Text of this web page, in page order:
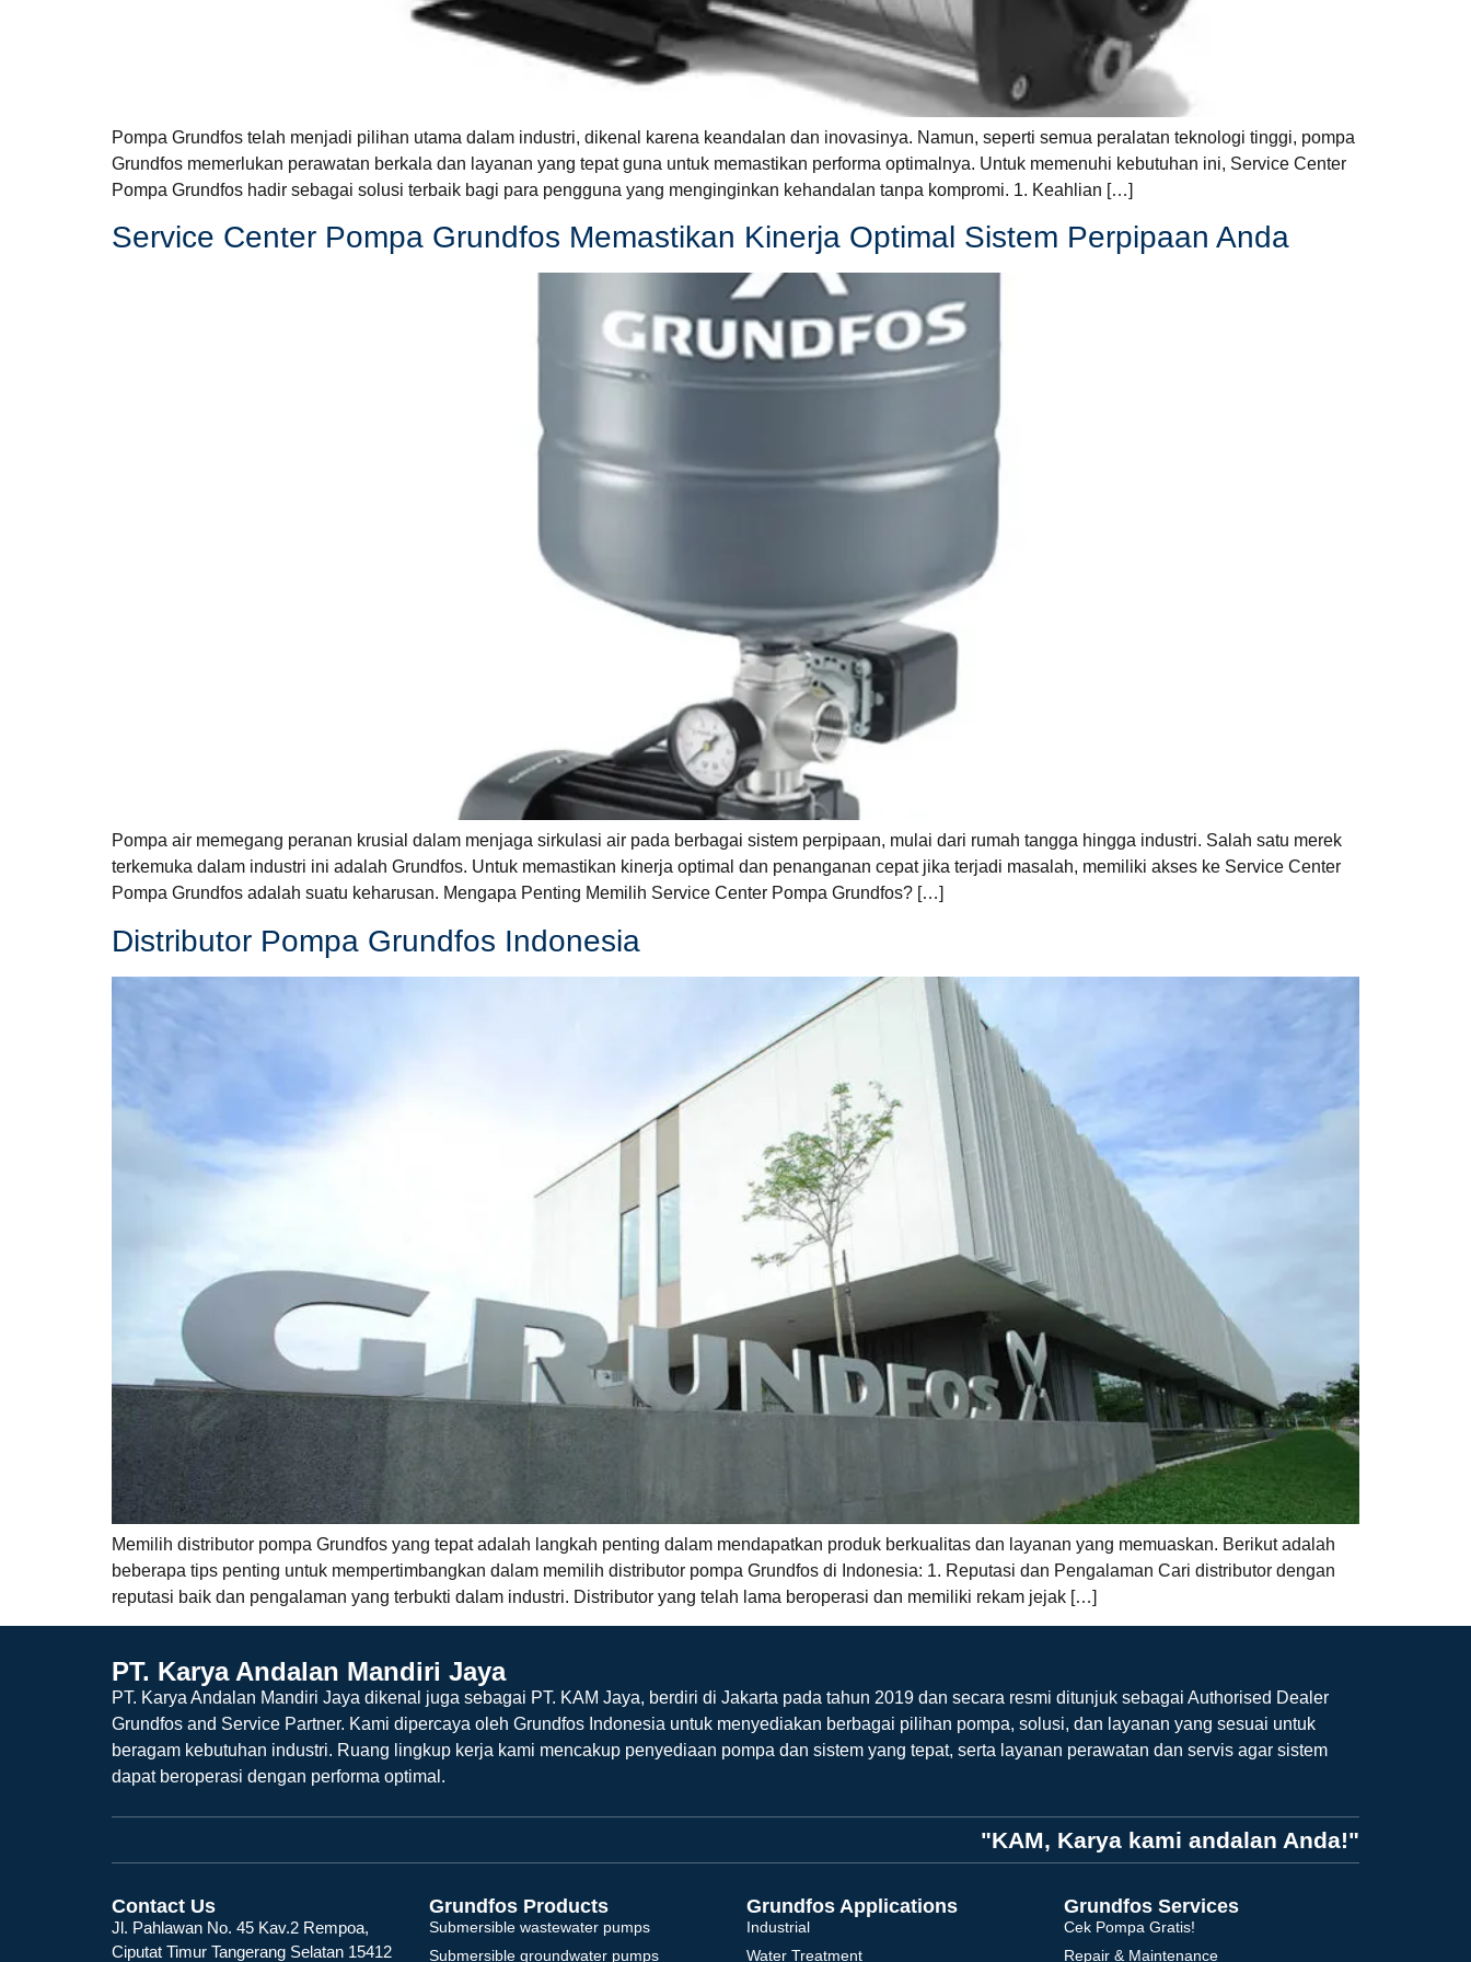
Pompa Grundfos telah menjadi pilihan utama dalam industri, dikenal karena keandalan dan inovasinya. Namun, seperti semua peralatan teknologi tinggi, pompa
Grundfos memerlukan perawatan berkala dan layanan yang tepat guna untuk memastikan performa optimalnya. Untuk memenuhi kebutuhan ini, Service Center
Pompa Grundfos hadir sebagai solusi terbaik bagi para pengguna yang menginginkan kehandalan tanpa kompromi. 1. Keahlian […]
Service Center Pompa Grundfos Memastikan Kinerja Optimal Sistem Perpipaan Anda
Pompa air memegang peranan krusial dalam menjaga sirkulasi air pada berbagai sistem perpipaan, mulai dari rumah tangga hingga industri. Salah satu merek
terkemuka dalam industri ini adalah Grundfos. Untuk memastikan kinerja optimal dan penanganan cepat jika terjadi masalah, memiliki akses ke Service Center
Pompa Grundfos adalah suatu keharusan. Mengapa Penting Memilih Service Center Pompa Grundfos? […]
Distributor Pompa Grundfos Indonesia
Memilih distributor pompa Grundfos yang tepat adalah langkah penting dalam mendapatkan produk berkualitas dan layanan yang memuaskan. Berikut adalah
beberapa tips penting untuk mempertimbangkan dalam memilih distributor pompa Grundfos di Indonesia: 1. Reputasi dan Pengalaman Cari distributor dengan
reputasi baik dan pengalaman yang terbukti dalam industri. Distributor yang telah lama beroperasi dan memiliki rekam jejak […]
PT. Karya Andalan Mandiri Jaya
PT. Karya Andalan Mandiri Jaya dikenal juga sebagai PT. KAM Jaya, berdiri di Jakarta pada tahun 2019 dan secara resmi ditunjuk sebagai Authorised Dealer
Grundfos and Service Partner. Kami dipercaya oleh Grundfos Indonesia untuk menyediakan berbagai pilihan pompa, solusi, dan layanan yang sesuai untuk
beragam kebutuhan industri. Ruang lingkup kerja kami mencakup penyediaan pompa dan sistem yang tepat, serta layanan perawatan dan servis agar sistem
dapat beroperasi dengan performa optimal.
"KAM, Karya kami andalan Anda!"
Contact Us
Jl. Pahlawan No. 45 Kav.2 Rempoa,
Ciputat Timur Tangerang Selatan 15412
Grundfos Products
Submersible wastewater pumps
Submersible groundwater pumps
Grundfos Applications
Industrial
Water Treatment
Grundfos Services
Cek Pompa Gratis!
Repair & Maintenance